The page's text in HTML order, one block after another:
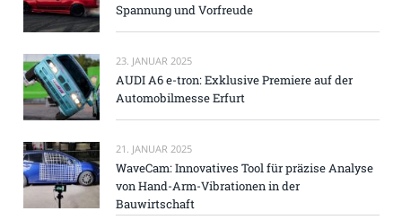
Spannung und Vorfreude
23. JANUAR 2025
AUDI A6 e-tron: Exklusive Premiere auf der
Automobilmesse Erfurt
21. JANUAR 2025
WaveCam: Innovatives Tool für präzise Analyse
von Hand-Arm-Vibrationen in der
Bauwirtschaft